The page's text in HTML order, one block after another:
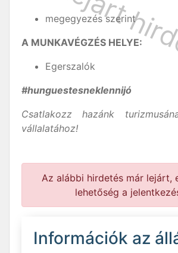
megegyezés szerint
A MUNKAVÉGZÉS HELYE:
Egerszalók
#hunguestesneklennijó
Csatlakozz hazánk
vállalatához!
Az alábbi hirdetés már lejárt,
lehetőség a
Információk az